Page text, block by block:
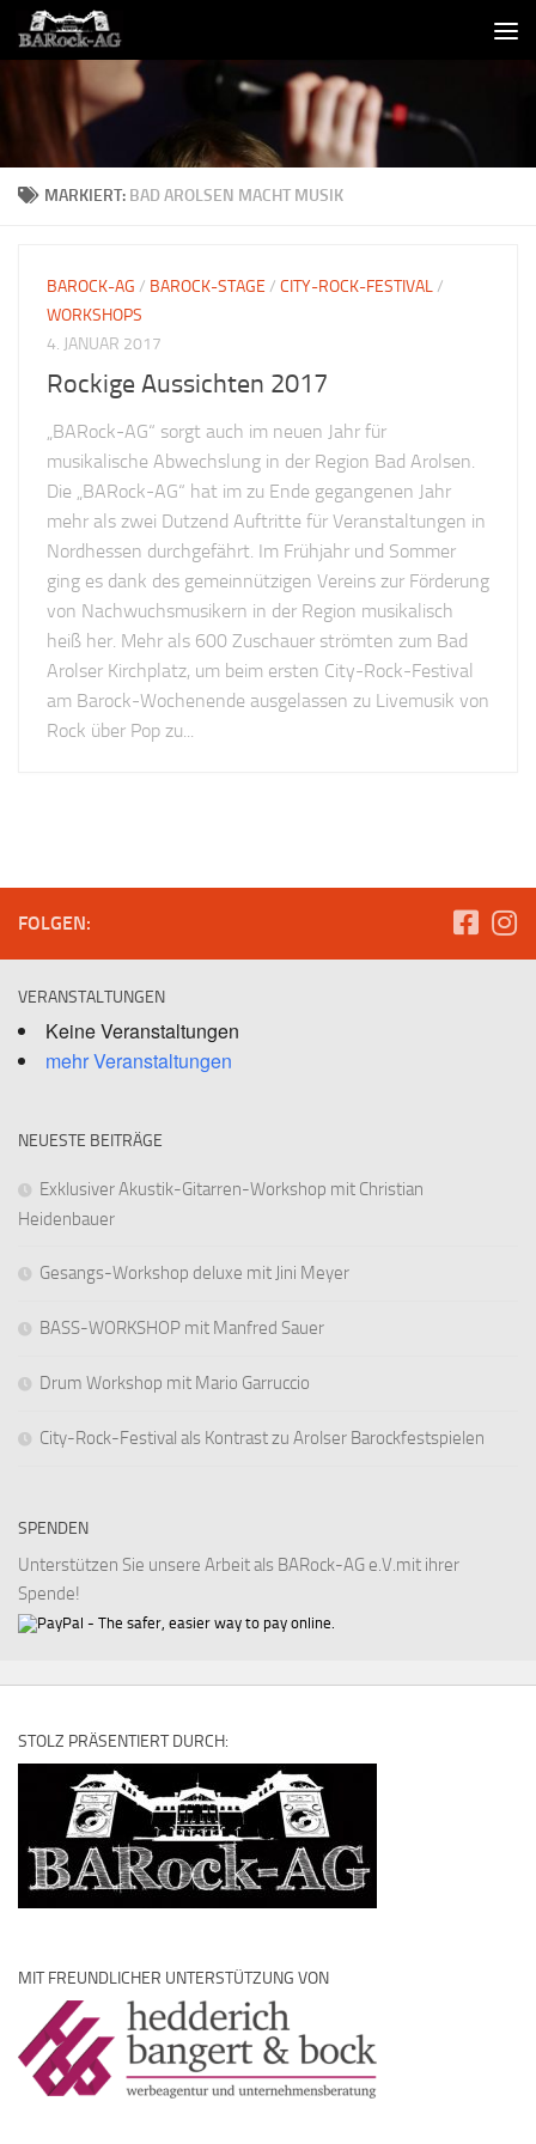
Skip to content
MARKIERT: BAD AROLSEN MACHT MUSIK
BAROCK-AG / BAROCK-STAGE / CITY-ROCK-FESTIVAL/
WORKSHOPS
4. JANUAR 2017
Rockige Aussichten 2017
„BARock-AG“ sorgt auch im neuen Jahr für
musikalische Abwechslung in der Region Bad Arolsen.
Die „BARock-AG“ hat im zu Ende gegangenen Jahr
mehr als zwei Dutzend Auftritte für Veranstaltungen in
Nordhessen durchgefährt. Im Frühjahr und Sommer
ging es dank des gemeinnützigen Vereins zur Förderung
von Nachwuchsmusikern in der Region musikalisch
heiß her. Mehr als 600 Zuschauer strömten zum Bad
Arolser Kirchplatz, um beim ersten City-Rock-Festival
am Barock-Wochenende ausgelassen zu Livemusik von
Rock über Pop zu...
FOLGEN:
VERANSTALTUNGEN
Keine Veranstaltungen
mehr Veranstaltungen
NEUESTE BEITRÄGE
Exklusiver Akustik-Gitarren-Workshop mit Christian
Heidenbauer
Gesangs-Workshop deluxe mit Jini Meyer
BASS-WORKSHOP mit Manfred Sauer
Drum Workshop mit Mario Garruccio
City-Rock-Festival als Kontrast zu Arolser Barockfestspielen
SPENDEN
Unterstützen Sie unsere Arbeit als BARock-AG e.V.mit ihrer
Spende!
STOLZ PRÄSENTIERT DURCH:
MIT FREUNDLICHER UNTERSTÜTZUNG VON